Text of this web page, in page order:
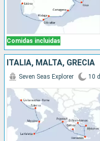
Comidas incluidas
ITALIA, MALTA, GRECIA
Seven Seas Explorer 10 d